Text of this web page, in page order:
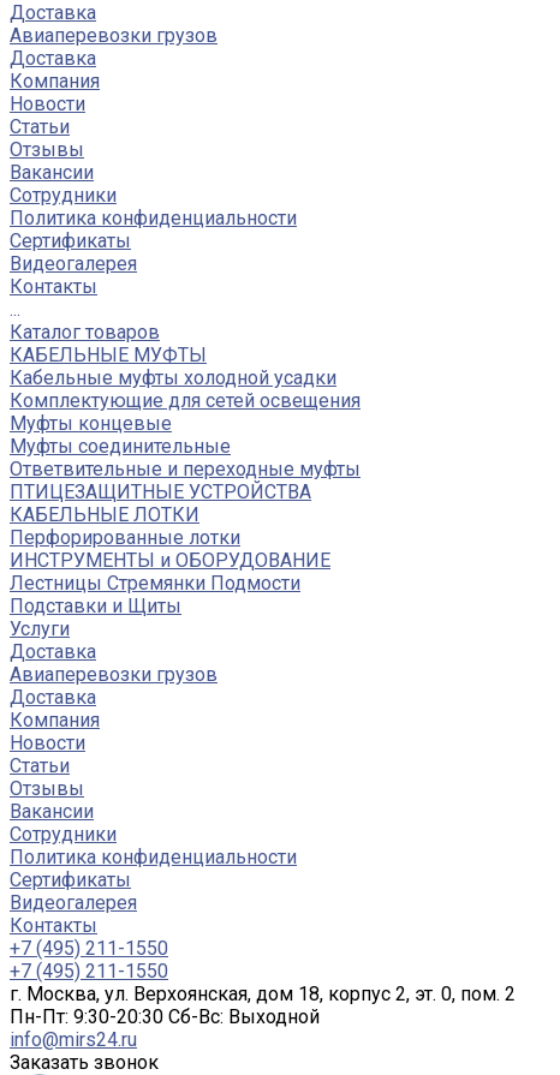
Доставка
Авиаперевозки грузов
Доставка
Компания
Новости
Статьи
Отзывы
Вакансии
Сотрудники
Политика конфиденциальности
Сертификаты
Видеогалерея
Контакты
...
Каталог товаров
КАБЕЛЬНЫЕ МУФТЫ
Кабельные муфты холодной усадки
Комплектующие для сетей освещения
Муфты концевые
Муфты соединительные
Ответвительные и переходные муфты
ПТИЦЕЗАЩИТНЫЕ УСТРОЙСТВА
КАБЕЛЬНЫЕ ЛОТКИ
Перфорированные лотки
ИНСТРУМЕНТЫ и ОБОРУДОВАНИЕ
Лестницы Стремянки Подмости
Подставки и Щиты
Услуги
Доставка
Авиаперевозки грузов
Доставка
Компания
Новости
Статьи
Отзывы
Вакансии
Сотрудники
Политика конфиденциальности
Сертификаты
Видеогалерея
Контакты
+7 (495) 211-1550
+7 (495) 211-1550
г. Москва, ул. Верхоянская, дом 18, корпус 2, эт. 0, пом. 2
Пн-Пт: 9:30-20:30 Cб-Вс: Выходной
info@mirs24.ru
Заказать звонок